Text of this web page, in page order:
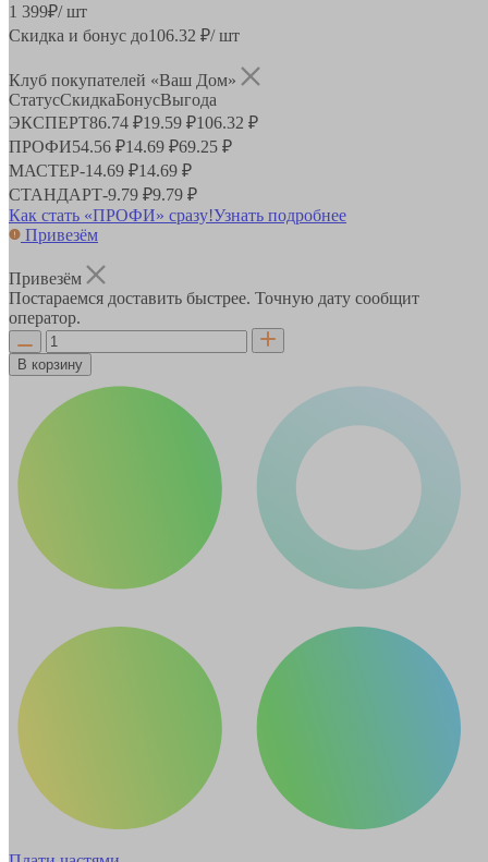
1 399₽/ шт
Скидка и бонус до106.32 ₽/ шт
Клуб покупателей «Ваш Дом»
СтатусСкидкаБонусВыгода
ЭКСПЕРТ86.74 ₽19.59 ₽106.32 ₽
ПРОФИ54.56 ₽14.69 ₽69.25 ₽
МАСТЕР-14.69 ₽14.69 ₽
СТАНДАРТ-9.79 ₽9.79 ₽
Как стать «ПРОФИ» сразу!Узнать подробнее
Привезём
Привезём
Постараемся доставить быстрее. Точную дату сообщит
оператор.
В корзину